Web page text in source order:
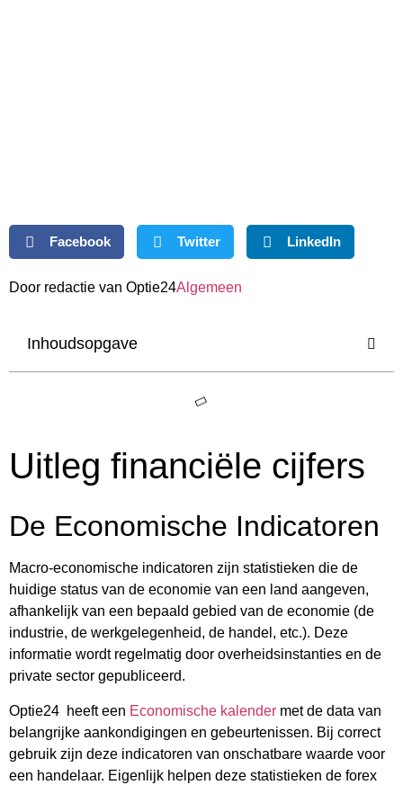
Facebook Twitter LinkedIn
Door redactie van Optie24Algemeen
Inhoudsopgave
Uitleg financiële cijfers
De Economische Indicatoren
Macro-economische indicatoren zijn statistieken die de
huidige status van de economie van een land aangeven,
afhankelijk van een bepaald gebied van de economie (de
industrie, de werkgelegenheid, de handel, etc.). Deze
informatie wordt regelmatig door overheidsinstanties en de
private sector gepubliceerd.
Optie24 heeft een Economische kalender met de data van
belangrijke aankondigingen en gebeurtenissen. Bij correct
gebruik zijn deze indicatoren van onschatbare waarde voor
een handelaar. Eigenlijk helpen deze statistieken de forex